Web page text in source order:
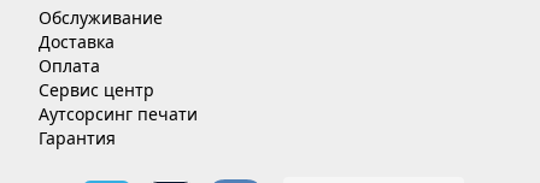
Обслуживание
Доставка
Оплата
Сервис центр
Аутсорсинг печати
Гарантия